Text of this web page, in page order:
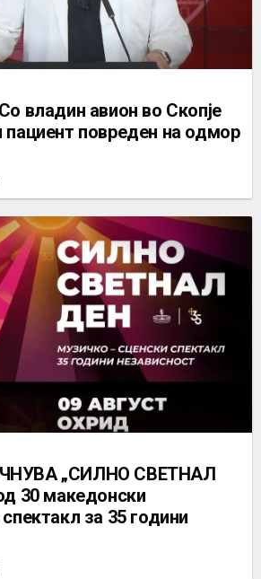
владин авион во Скопје
пациент повреден на одмор
„СИЛНО СВЕТНАЛ
30 македонски
за 35 години